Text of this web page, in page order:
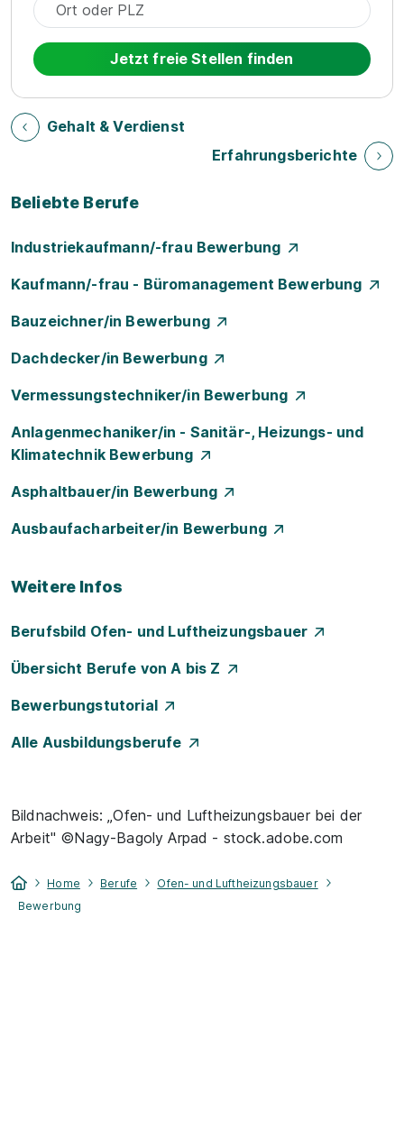
Jetzt freie Stellen finden
Gehalt & Verdienst
Erfahrungsberichte
Beliebte Berufe
Industriekaufmann/-frau Bewerbung
Kaufmann/-frau - Büromanagement Bewerbung
Bauzeichner/in Bewerbung
Dachdecker/in Bewerbung
Vermessungstechniker/in Bewerbung
Anlagenmechaniker/in - Sanitär-, Heizungs- und
Klimatechnik Bewerbung
Asphaltbauer/in Bewerbung
Ausbaufacharbeiter/in Bewerbung
Weitere Infos
Berufsbild Ofen- und Luftheizungsbauer
Übersicht Berufe von A bis Z
Bewerbungstutorial
Alle Ausbildungsberufe
Bildnachweis: „Ofen- und Luftheizungsbauer bei der
Arbeit" ©Nagy-Bagoly Arpad - stock.adobe.com
Home Berufe
Ofen- und Luftheizungsbauer
Bewerbung